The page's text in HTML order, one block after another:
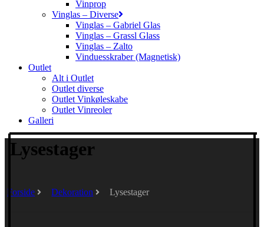
Vinprop
Vinglas – Diverse
Vinglas – Gabriel Glas
Vinglas – Grassl Glass
Vinglas – Zalto
Vinduesskraber (Magnetisk)
Outlet
Alt i Outlet
Outlet diverse
Outlet Vinkøleskabe
Outlet Vinreoler
Galleri
Lysestager
Forside Dekoration Lysestager